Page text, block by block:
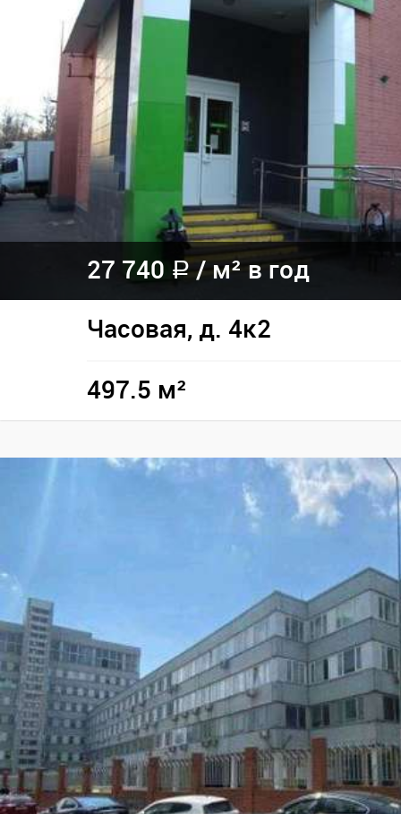
27 740 a /м² в год
Часовая, д. 4к2
497.5 м²